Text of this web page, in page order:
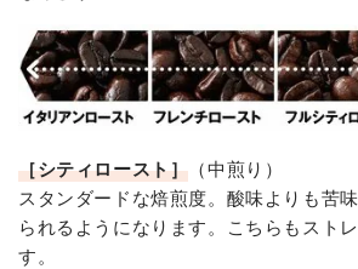
［シティロースト］ （中煎り）
スタンダードな焙煎度。酸味よりも苦
られるようになります。こちらもスト
す。